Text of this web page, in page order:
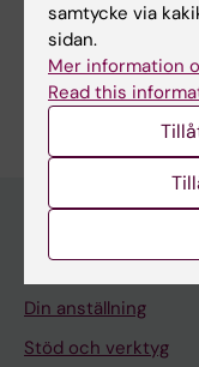
Dela
Meny
Din anställning
Stöd och verktyg
samtycke via
sidan.
Mer information
Read this